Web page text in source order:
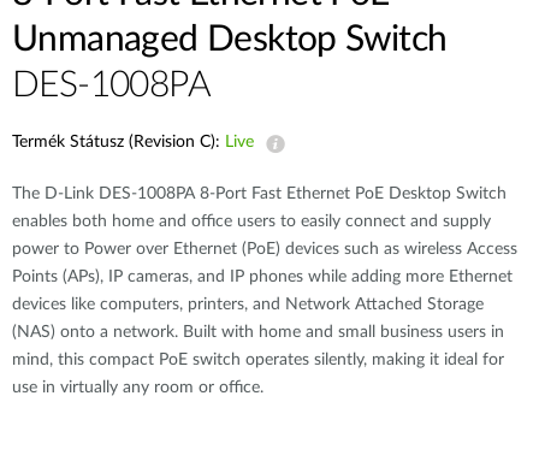
Unmanaged Desktop Switch
DES-1008PA
Termék Státusz (Revision C): Live
The D-Link DES-1008PA 8-Port Fast Ethernet PoE Desktop Switch
enables both home and office users to easily connect and supply
power to Power over Ethernet (PoE) devices such as wireless Access
Points (APs), IP cameras, and IP phones while adding more Ethernet
devices like computers, printers, and Network Attached Storage
(NAS) onto a network. Built with home and small business users in
mind, this compact PoE switch operates silently, making it ideal for
use in virtually any room or office.